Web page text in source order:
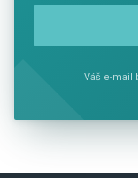
Váš e-mail